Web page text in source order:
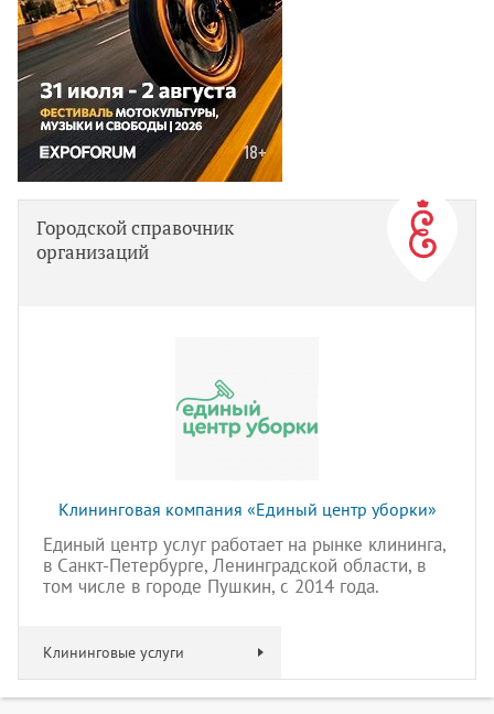
Городской справочник
организаций
Клининговая компания «Единый центр уборки»
Единый центр услуг работает на рынке клининга,
в Санкт-Петербурге, Ленинградской области, в
том числе в городе Пушкин, с 2014 года.
Клининговые услуги